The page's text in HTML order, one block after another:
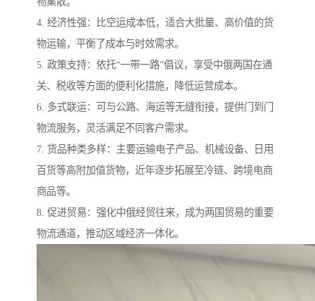
4. 经济性强：比空运成本低，适合大批量、高价值的货
物运输，平衡了成本与时效需求。
5. 政策支持：依托“一带一路”倡议，享受中俄两国在通
关、税收等方面的便利化措施，降低运营成本。
6. 多式联运：可与公路、海运等无缝衔接，提供门到门
物流服务，灵活满足不同客户需求。
7. 货品种类多样：主要运输电子产品、机械设备、日用
百货等高附加值货物，近年逐步拓展至冷链、跨境电商
商品等。
8. 促进贸易：强化中俄经贸往来，成为两国贸易的重要
物流通道，推动区域经济一体化。